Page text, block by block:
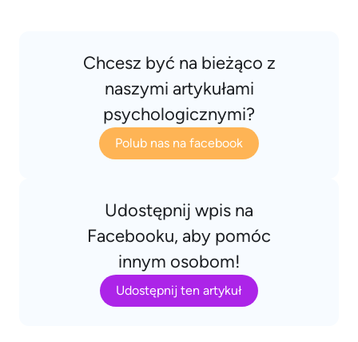
Chcesz być na bieżąco z
naszymi artykułami
psychologicznymi?
Polub nas na facebook
Udostępnij wpis na
Facebooku, aby pomóc
innym osobom!
Udostępnij ten artykuł